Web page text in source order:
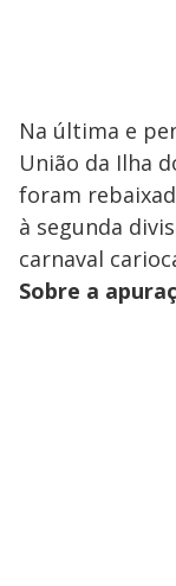
Na última e
União da Ilha
foram
à segunda
carnaval
Sobre a